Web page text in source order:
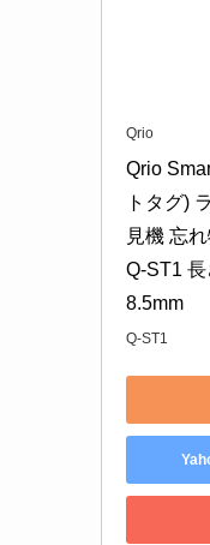
Qrio
Qrio
トタグ)
見機 忘
Q-ST1
8.5mm
Q-ST1